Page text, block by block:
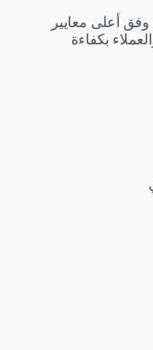
أعلى معايير
بكفاءة